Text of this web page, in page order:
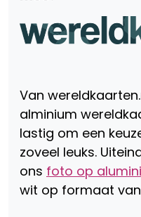
Van
alminium
lastig om een
zoveel leuks.
ons foto op
wit op formaat